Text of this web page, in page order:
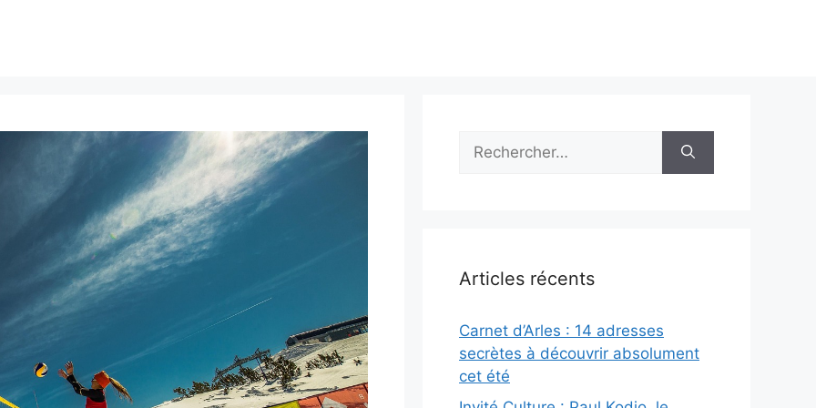
Rechercher :
Articles récents
Carnet d’Arles : 14 adresses
secrètes à découvrir absolument
cet été